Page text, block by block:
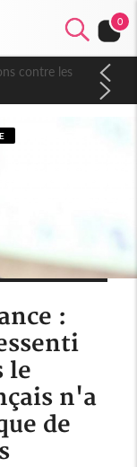
0
contre les
:
le
n'a
de